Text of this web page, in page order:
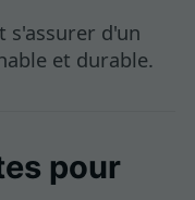
s'assurer d'un
et durable.
pour